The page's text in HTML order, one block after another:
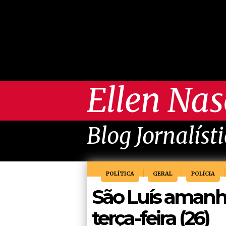
Ellen
Blog
POLÍTICA GERAL POLÍCIA
São Luís
terça-feira (26)